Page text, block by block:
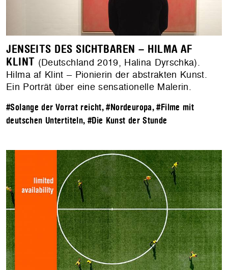
JENSEITS DES SICHTBAREN – HILMA AF
KLINT (Deutschland 2019, Halina Dyrschka).
Hilma af Klint – Pionierin der abstrakten Kunst.
Ein Porträt über eine sensationelle Malerin.
#Solange der Vorrat reicht,#Nordeuropa,#Filme mit
deutschen Untertiteln, #Die Kunst der Stunde